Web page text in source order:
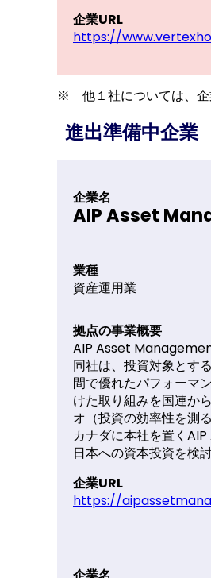
企業URL
https://
※ 他１社については、企
進出準備中企業
企業名
AIP Asset
業
資産運用業
拠点の事業概要
AIP Asset
同社は、投資対象とす
間で優れたパフォーマ
けた取り組みを国連か
オ（投資の効率性を測
カナダに本社を置く
日本への資本投資を検
企業URL
https://